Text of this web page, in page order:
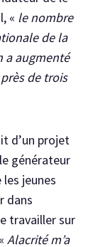
« le nombre
de la
a augmenté
de trois
d’un projet
générateur
jeunes
dans
travailler sur
Alacrité m’a